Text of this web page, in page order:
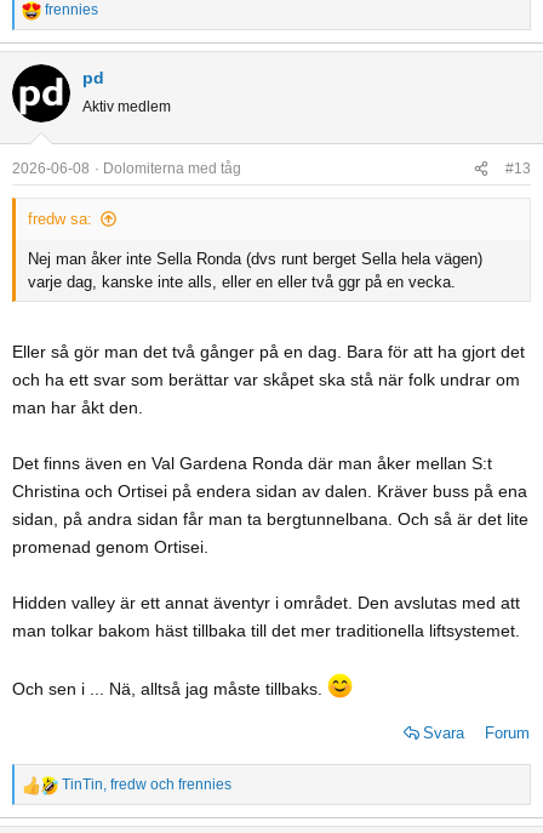
R
e
a
c
t
i
o
n
frennies
pd
Aktiv medlem
2026-06-08 Dolomiterna med tåg #13
fredw sa:
Nej man åker inte Sella Ronda (dvs runt berget Sella hela vägen)
varje dag, kanske inte alls, eller en eller två ggr på en vecka.
Eller så gör man det två gånger på en dag. Bara för att ha gjort det
och ha ett svar som berättar var skåpet ska stå när folk undrar om
man har åkt den.
Det finns även en Val Gardena Ronda där man åker mellan S:t
Christina och Ortisei på endera sidan av dalen. Kräver buss på ena
sidan, på andra sidan får man ta bergtunnelbana. Och så är det lite
promenad genom Ortisei.
Hidden valley är ett annat äventyr i området. Den avslutas med att
man tolkar bakom häst tillbaka till det mer traditionella liftsystemet.
Och sen i ... Nä, alltså jag måste tillbaks.
Svara Forum
R
e
TinTin, fredw och frennies